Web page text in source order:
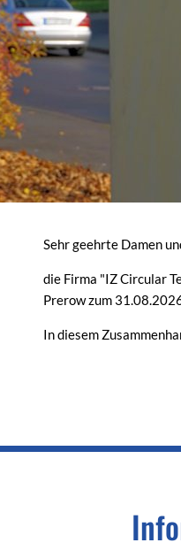
Sehr geehrte Damen
die Firma "IZ Circular
Prerow zum
In diesem